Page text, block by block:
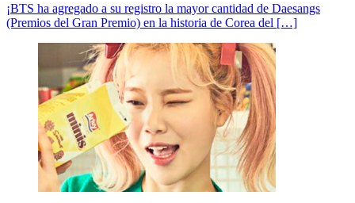
¡BTS ha agregado a su registro la mayor cantidad de Daesangs
(Premios del Gran Premio) en la historia de Corea del […]